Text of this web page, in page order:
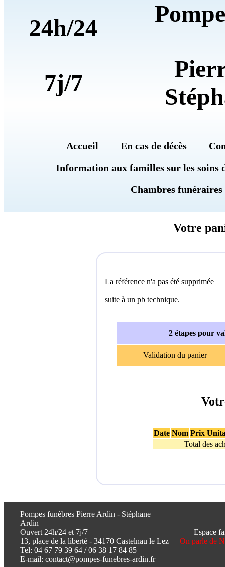
24h/24
7j/7
Accueil En cas de décès
Information aux familles sur les soins
Chambres funéraires
Votre
La référence n'a pas été supprimée
suite à un pb technique.
2 étapes pour
Validation du panier
Date Nom Prix
Total des
Pompes funèbres Pierre Ardin - Stéphane
Ardin
Ouvert 24h/24 et 7j/7
13, place de la liberté - 34170 Castelnau le Lez
Tel: 04 67 79 39 64 /06 38 17 84 85
E-mail: contact@pompes-funebres-ardin.fr
Espace
On parle de